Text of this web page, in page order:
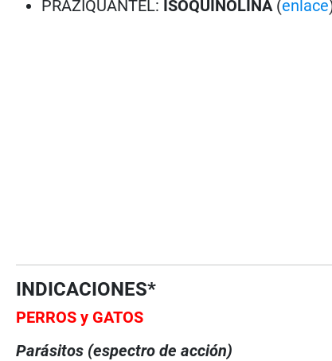
PRAZIQUANTEL: ISOQUINOLINA (enlace
INDICACIONES*
PERROS y GATOS
Parásitos (espectro de acción)